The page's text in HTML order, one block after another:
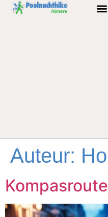
Auteur:
Kompasroute